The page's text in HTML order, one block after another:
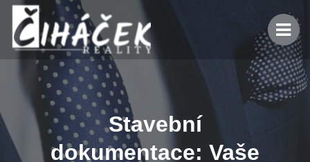
Stavební
dokumentace: Vaše